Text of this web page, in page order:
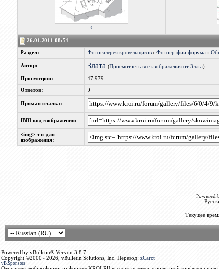
‹
26.01.2011 08:54
Раздел: Фотогалерея кровельщиков› Фотографии форума›
Автор: Злата (Просмотреть все изображения от Злата)
Просмотров: 47,979
Ответов: 0
Прямая ссылка:
[BB] код изображения:
<img>-тэг для
изображения:
Powered
Текущее
Powered by vBulletin® Version 3.8.7
Copyright ©2000 - 2026, vBulletin Solutions, Inc. Перевод: zCarot
vB.Sponsors